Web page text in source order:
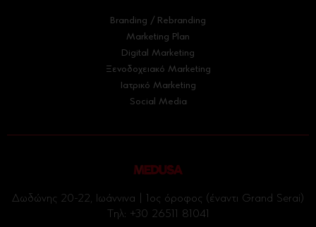
Branding / Rebranding
Marketing Plan
Digital Marketing
Ξενοδοχειακό Marketing
Ιατρικό Marketing
Social Media
Δωδώνης 20-22, Ιωάννινα | 1ος όροφος (έναντι Grand Serai)
Tηλ: +30 26511 81041